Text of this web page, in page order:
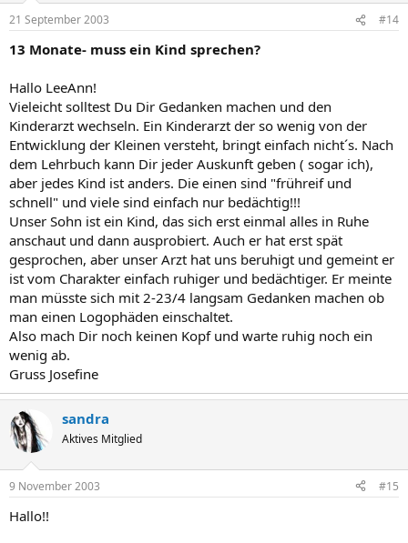
21 September 2003 #14
13 Monate- muss ein Kind sprechen?
Hallo LeeAnn!
Vieleicht solltest Du Dir Gedanken machen und den
Kinderarzt wechseln. Ein Kinderarzt der so wenig von der
Entwicklung der Kleinen versteht, bringt einfach nicht´s. Nach
dem Lehrbuch kann Dir jeder Auskunft geben ( sogar ich),
aber jedes Kind ist anders. Die einen sind "frühreif und
schnell" und viele sind einfach nur bedächtig!!!
Unser Sohn ist ein Kind, das sich erst einmal alles in Ruhe
anschaut und dann ausprobiert. Auch er hat erst spät
gesprochen, aber unser Arzt hat uns beruhigt und gemeint er
ist vom Charakter einfach ruhiger und bedächtiger. Er meinte
man müsste sich mit 2-23/4 langsam Gedanken machen ob
man einen Logophäden einschaltet.
Also mach Dir noch keinen Kopf und warte ruhig noch ein
wenig ab.
Gruss Josefine
sandra
Aktives Mitglied
9 November 2003 #15
Hallo!!